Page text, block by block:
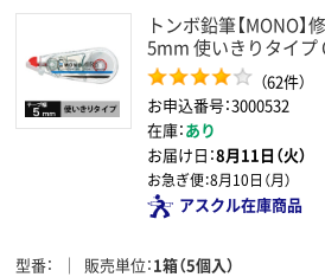
トンボ鉛筆【MONO
5mm 使いきりタイプ
（62件）
お申込番号：3000532
在庫：あり
お届け日：8月11日（火）
お急ぎ便：8月10日（月）
アスクル在庫商品
型番 販売単位 1箱（5個入）